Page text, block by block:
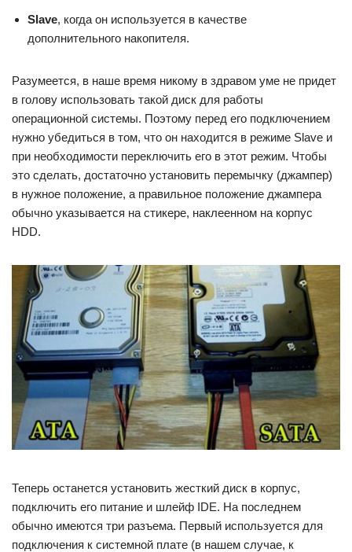
Slave, когда он используется в качестве
дополнительного накопителя.
Разумеется, в наше время никому в здравом уме не придет
в голову использовать такой диск для работы
операционной системы. Поэтому перед его подключением
нужно убедиться в том, что он находится в режиме Slave и
при необходимости переключить его в этот режим. Чтобы
это сделать, достаточно установить перемычку (джампер)
в нужное положение, а правильное положение джампера
обычно указывается на стикере, наклеенном на корпус
HDD.
Теперь останется установить жесткий диск в корпус,
подключить его питание и шлейф IDE. На последнем
обычно имеются три разъема. Первый используется для
подключения к системной плате (в нашем случае, к